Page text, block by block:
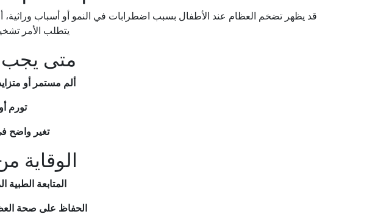
قد يظهر تضخم العظام عند الأطفال بسبب اضطرابات في النمو أو أسباب وراثية،
يتطلب الأمر
متى يجب
ألم مستمر أو
تورم
تغير واضح
الوقاية
المتابعة الطبية
الحفاظ على صحة